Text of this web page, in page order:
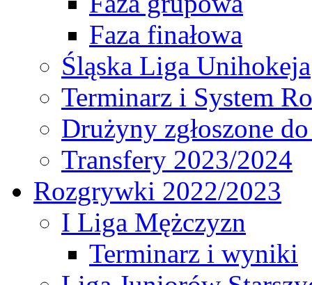
Faza finałowa
Śląska Liga Unihokeja
Terminarz i System
Drużyny zgłoszone
Transfery 2023/2024
Rozgrywki 2022/2023
I Liga Mężczyzn
Terminarz i wyniki